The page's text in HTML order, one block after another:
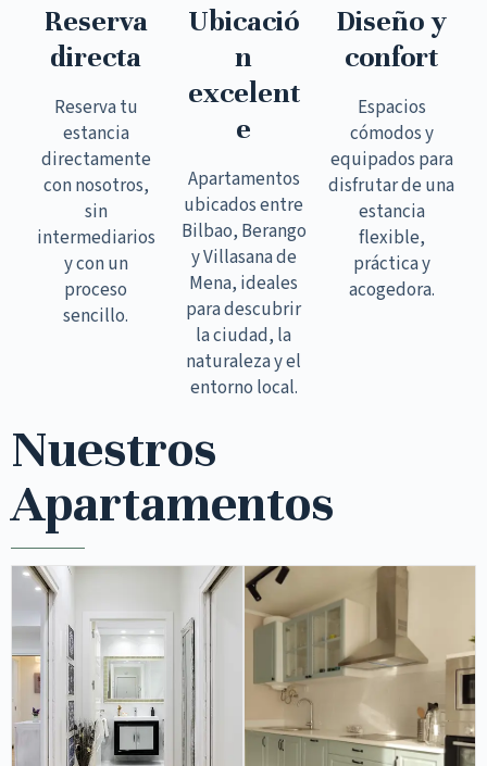
Reserva
directa
Reserva tu
estancia
directamente
con nosotros,
sin
intermediarios
y con un
proceso
sencillo.
Ubicació
n
excelent
e
Apartamentos
ubicados entre
Bilbao, Berango
y Villasana de
Mena, ideales
para descubrir
la ciudad, la
naturaleza y el
entorno local.
Diseño y
confort
Espacios
cómodos y
equipados para
disfrutar de una
estancia
flexible,
práctica y
acogedora.
Nuestros
Apartamentos